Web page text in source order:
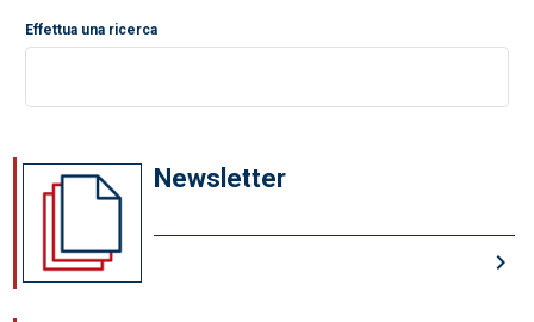
Effettua una ricerca
Newsletter
keyboard_arrow_right